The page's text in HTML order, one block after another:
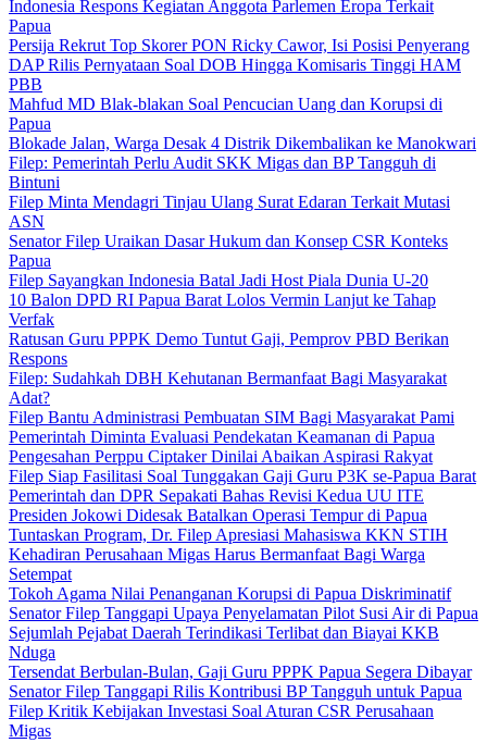
Indonesia Respons Kegiatan Anggota Parlemen Eropa Terkait
Papua
Persija Rekrut Top Skorer PON Ricky Cawor, Isi Posisi Penyerang
DAP Rilis Pernyataan Soal DOB Hingga Komisaris Tinggi HAM
PBB
Mahfud MD Blak-blakan Soal Pencucian Uang dan Korupsi di
Papua
Blokade Jalan, Warga Desak 4 Distrik Dikembalikan ke Manokwari
Filep: Pemerintah Perlu Audit SKK Migas dan BP Tangguh di
Bintuni
Filep Minta Mendagri Tinjau Ulang Surat Edaran Terkait Mutasi
ASN
Senator Filep Uraikan Dasar Hukum dan Konsep CSR Konteks
Papua
Filep Sayangkan Indonesia Batal Jadi Host Piala Dunia U-20
10 Balon DPD RI Papua Barat Lolos Vermin Lanjut ke Tahap
Verfak
Ratusan Guru PPPK Demo Tuntut Gaji, Pemprov PBD Berikan
Respons
Filep: Sudahkah DBH Kehutanan Bermanfaat Bagi Masyarakat
Adat?
Filep Bantu Administrasi Pembuatan SIM Bagi Masyarakat Pami
Pemerintah Diminta Evaluasi Pendekatan Keamanan di Papua
Pengesahan Perppu Ciptaker Dinilai Abaikan Aspirasi Rakyat
Filep Siap Fasilitasi Soal Tunggakan Gaji Guru P3K se-Papua Barat
Pemerintah dan DPR Sepakati Bahas Revisi Kedua UU ITE
Presiden Jokowi Didesak Batalkan Operasi Tempur di Papua
Tuntaskan Program, Dr. Filep Apresiasi Mahasiswa KKN STIH
Kehadiran Perusahaan Migas Harus Bermanfaat Bagi Warga
Setempat
Tokoh Agama Nilai Penanganan Korupsi di Papua Diskriminatif
Senator Filep Tanggapi Upaya Penyelamatan Pilot Susi Air di Papua
Sejumlah Pejabat Daerah Terindikasi Terlibat dan Biayai KKB
Nduga
Tersendat Berbulan-Bulan, Gaji Guru PPPK Papua Segera Dibayar
Senator Filep Tanggapi Rilis Kontribusi BP Tangguh untuk Papua
Filep Kritik Kebijakan Investasi Soal Aturan CSR Perusahaan
Migas